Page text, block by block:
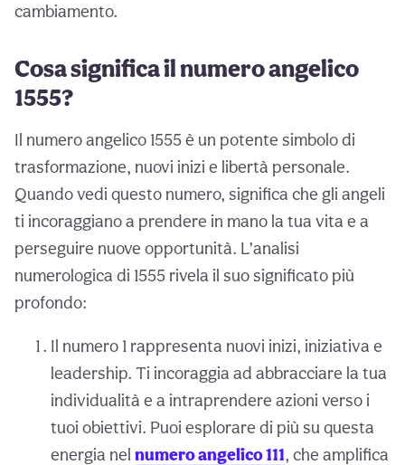
cambiamento.
Cosa significa il numero angelico
1555?
Il numero angelico 1555 è un potente simbolo di
trasformazione, nuovi inizi e libertà personale.
Quando vedi questo numero, significa che gli angeli
ti incoraggiano a prendere in mano la tua vita e a
perseguire nuove opportunità. L’analisi
numerologica di 1555 rivela il suo significato più
profondo:
Il numero 1 rappresenta nuovi inizi, iniziativa e
leadership. Ti incoraggia ad abbracciare la tua
individualità e a intraprendere azioni verso i
tuoi obiettivi. Puoi esplorare di più su questa
energia nel numero angelico 111, che amplifica